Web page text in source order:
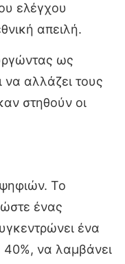
ελέγχου
απειλή.
ως
να αλλάζει τους
στηθούν οι
Το
ένας
ένα
40%, να λαμβάνει